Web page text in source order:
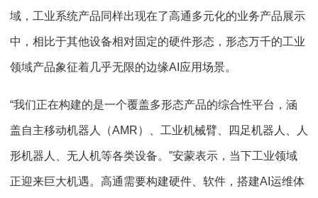
域，工业系统产品同样出现在了高通多元化的业务产品展示
中，相比于其他设备相对固定的硬件形态，形态万千的工业
领域产品象征着几乎无限的边缘AI应用场景。
“我们正在构建的是一个覆盖多形态产品的综合性平台，涵
盖自主移动机器人（AMR）、工业机械臂、四足机器人、人
形机器人、无人机等各类设备。”安蒙表示，当下工业领域
正迎来巨大机遇。高通需要构建硬件、软件，搭建AI运维体